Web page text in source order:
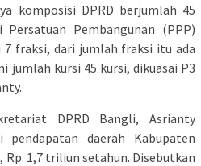
komposisi DPRD berjumlah 45
Pembangunan (PPP)
7 fraksi, dari jumlah fraksi itu ada
jumlah kursi 45 kursi, dikuasai P3
DPRD Bangli, Asrianty
daerah Kabupaten
Rp. 1,7 triliun setahun. Disebutkan